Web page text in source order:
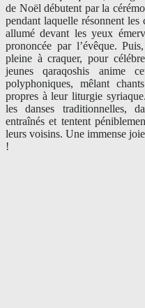
de Noël débutent par la
pendant laquelle résonnent
allumé devant les yeux
prononcée par l’évêque.
pleine à craquer, pour
jeunes qaraqoshis anime
polyphoniques, mêlant
propres à leur liturgie
les danses traditionnelles,
entraînés et tentent
leurs voisins. Une immense
!